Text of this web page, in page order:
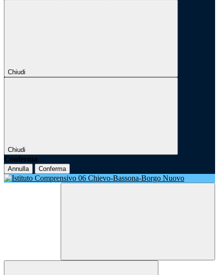
Chiudi
Chiudi
Conferma
Annulla Conferma